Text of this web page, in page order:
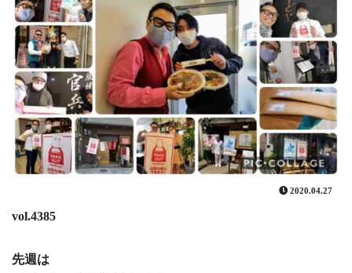
2020.04.27
vol.4385
先週は